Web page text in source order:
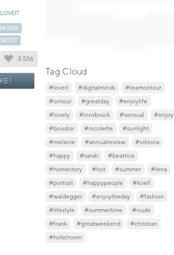
3.536
Tag Cloud
#loveit #digitalminds
#teamontour
#ontour
#greatday
#enjoylife
#lovely
#innsbruck #sensual
#enjoy
#boudoir
#nicolette
#sunlight
#melanie
#annualreview
#viktoria
#happy
#sarah
#beatrice
#homestory
#hot #summer
#lena
#portrait
#happypeople
#koell
#waldegger
#enjoytheday
#fashion
#lifestyle
#summertime
#nude
#frank
#greatweekend
#christian
#hotelroom